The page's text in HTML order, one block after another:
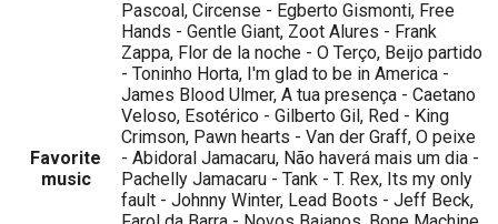
Favorite
music
Pascoal, Circense - Egberto Gismonti, Free
Hands - Gentle Giant, Zoot Alures - Frank
Zappa, Flor de la noche - O Terço, Beijo partido
- Toninho Horta, I'm glad to be in America -
James Blood Ulmer, A tua presença - Caetano
Veloso, Esotérico - Gilberto Gil, Red - King
Crimson, Pawn hearts - Van der Graff, O peixe
- Abidoral Jamacaru, Não haverá mais um dia -
Pachelly Jamacaru - Tank - T. Rex, Its my only
fault - Johnny Winter, Lead Boots - Jeff Beck,